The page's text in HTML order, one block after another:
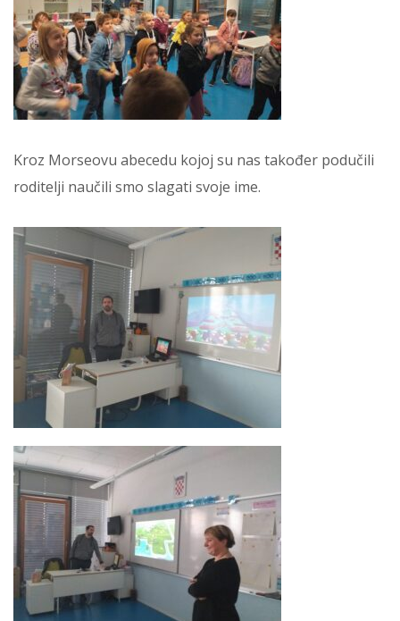
Kroz Morseovu abecedu kojoj su nas također podučili
roditelji naučili smo slagati svoje ime.